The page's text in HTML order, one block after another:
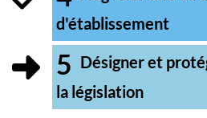
terminée
d'établissement
Étape
en
5 Désigner et
la législation